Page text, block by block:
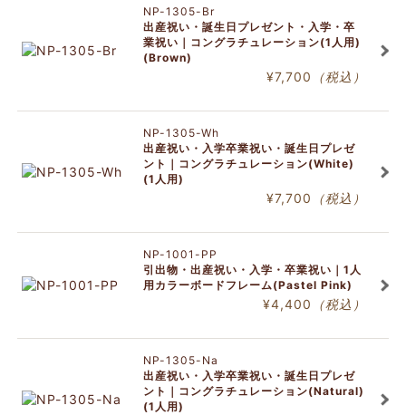
NP-1305-Br
出産祝い・誕生日プレゼント・入学・卒
業祝い｜コングラチュレーション(1人用)
(Brown)
¥7,700 （税込）
NP-1305-Wh
出産祝い・入学卒業祝い・誕生日プレゼ
ント｜コングラチュレーション(White)
(1人用)
¥7,700 （税込）
NP-1001-PP
引出物・出産祝い・入学・卒業祝い｜1人
用カラーボードフレーム(Pastel Pink)
¥4,400 （税込）
NP-1305-Na
出産祝い・入学卒業祝い・誕生日プレゼ
ント｜コングラチュレーション(Natural)
(1人用)